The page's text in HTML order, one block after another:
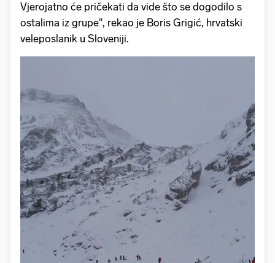
Vjerojatno će pričekati da vide što se dogodilo s
ostalima iz grupe", rekao je Boris Grigić, hrvatski
veleposlanik u Sloveniji.